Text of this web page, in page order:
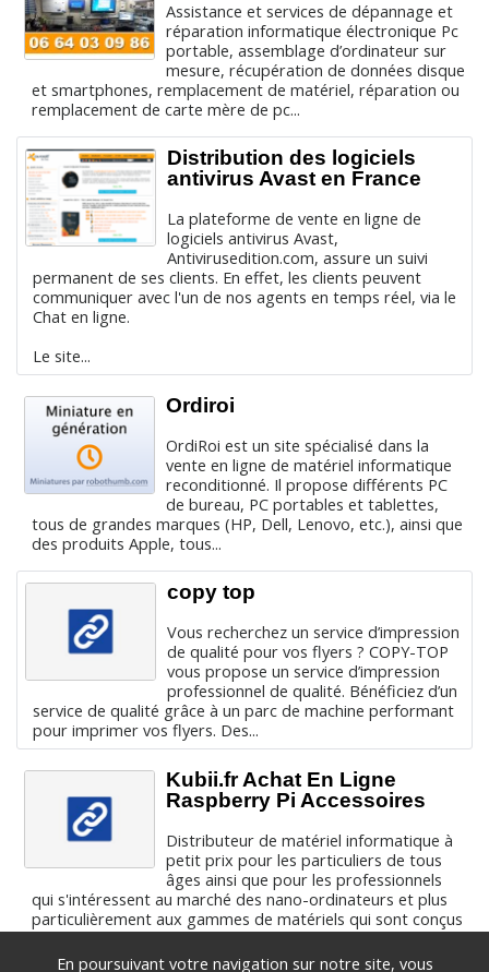
Assistance et services de dépannage et
réparation informatique électronique Pc
portable, assemblage d’ordinateur sur
mesure, récupération de données disque
et smartphones, remplacement de matériel, réparation ou
remplacement de carte mère de pc...
Distribution des logiciels
antivirus Avast en France
La plateforme de vente en ligne de
logiciels antivirus Avast,
Antivirusedition.com, assure un suivi
permanent de ses clients. En effet, les clients peuvent
communiquer avec l'un de nos agents en temps réel, via le
Chat en ligne.
Le site...
Ordiroi
OrdiRoi est un site spécialisé dans la
vente en ligne de matériel informatique
reconditionné. Il propose différents PC
de bureau, PC portables et tablettes,
tous de grandes marques (HP, Dell, Lenovo, etc.), ainsi que
des produits Apple, tous...
copy top
Vous recherchez un service d’impression
de qualité pour vos flyers ? COPY-TOP
vous propose un service d’impression
professionnel de qualité. Bénéficiez d’un
service de qualité grâce à un parc de machine performant
pour imprimer vos flyers. Des...
Kubii.fr Achat En Ligne
Raspberry Pi Accessoires
Distributeur de matériel informatique à
petit prix pour les particuliers de tous
âges ainsi que pour les professionnels
qui s'intéressent au marché des nano-ordinateurs et plus
particulièrement aux gammes de matériels qui sont conçus
En poursuivant votre navigation sur notre site, vous